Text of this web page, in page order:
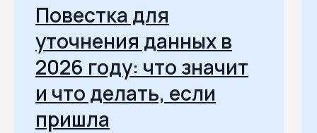
Повестка для
уточнения данных в
2026 году: что значит
и что делать, если
пришла